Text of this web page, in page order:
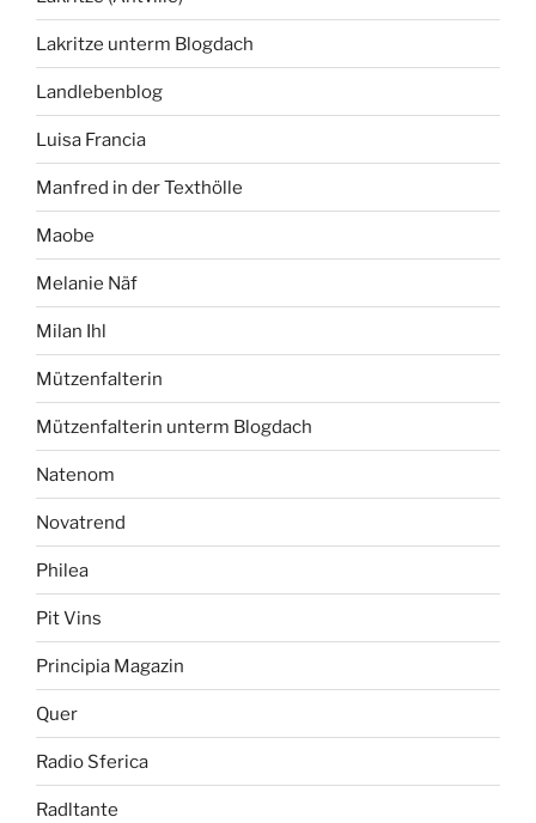
Lakritze unterm Blogdach
Landlebenblog
Luisa Francia
Manfred in der Texthölle
Maobe
Melanie Näf
Milan Ihl
Mützenfalterin
Mützenfalterin unterm Blogdach
Natenom
Novatrend
Philea
Pit Vins
Principia Magazin
Quer
Radio Sferica
Radltante